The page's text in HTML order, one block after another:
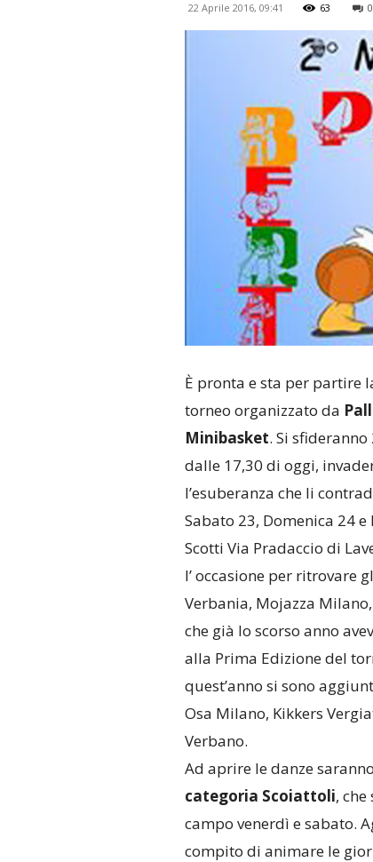
22 Aprile 2016, 09:41 63 0
È pronta e sta per partire
torneo organizzato da
Minibasket. Si
dalle 17,30 di oggi,
l’esuberanza che li
Sabato 23, Domenica 24
Scotti Via Pradaccio di
l’ occasione per ritrovare
Verbania, Mojazza
che già lo scorso anno
alla Prima Edizione del
quest’anno si sono
Osa Milano, Kikkers
Verbano.
Ad aprire le danze
categoria Scoiattoli,
campo venerdì e sabato.
compito di animare le